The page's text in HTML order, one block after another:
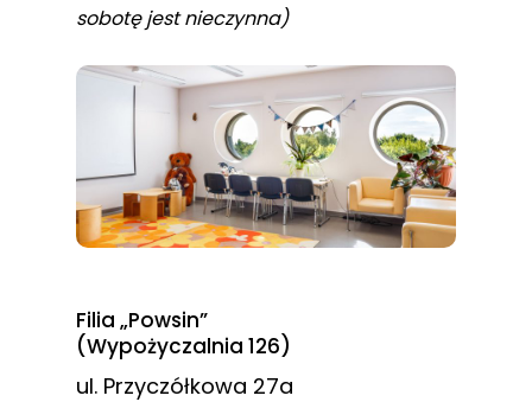
sobotę jest nieczynna)
Filia „Powsin”
(Wypożyczalnia 126)
ul. Przyczółkowa 27a